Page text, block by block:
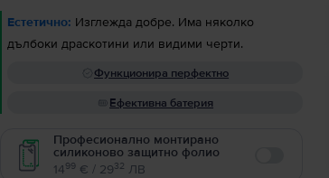
Естетично: Изглежда добре. Има няколко
дълбоки драскотини или видими черти.
Функционира перфектно
Ефективна батерия
Професионално монтирано
силиконово защитно фолио
1499 € / 2932 ЛВ